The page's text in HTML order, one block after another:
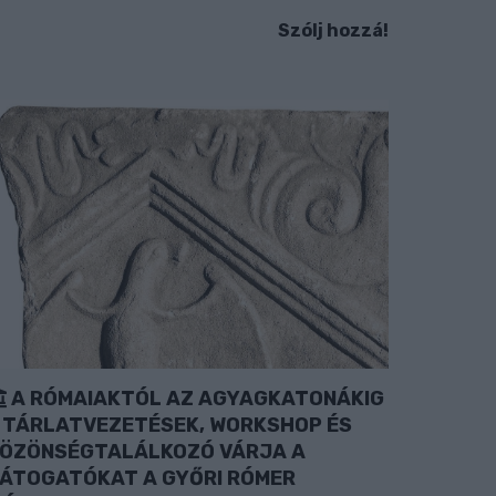
Szólj hozzá!
A RÓMAIAKTÓL AZ AGYAGKATONÁKIG
WORKSHOP ÉS
VÁRJA A
A GYŐRI RÓMER